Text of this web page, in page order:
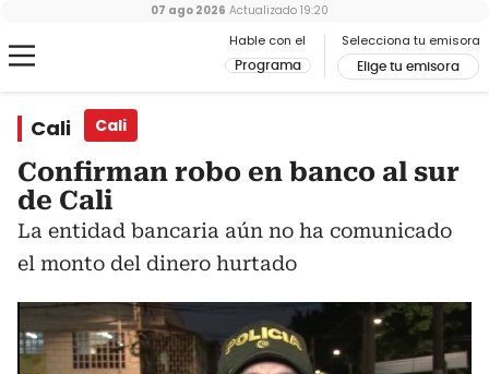
Hable con el
Programa
Selecciona tu emisora
Elige tu emisora
07 ago 2026 Actualizado 19:20
Cali Cali
Confirman robo en banco al sur
de Cali
La entidad bancaria aún no ha comunicado
el monto del dinero hurtado